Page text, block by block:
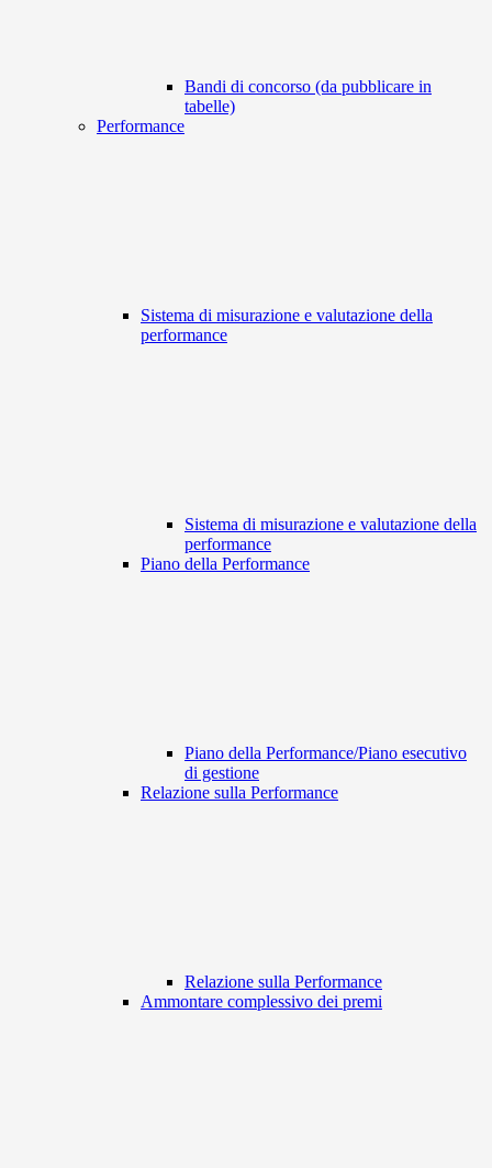
Bandi di concorso (da pubblicare in
tabelle)
Performance
Sistema di misurazione e valutazione della
performance
Sistema di misurazione e valutazione della
performance
Piano della Performance
Piano della Performance/Piano esecutivo
di gestione
Relazione sulla Performance
Relazione sulla Performance
Ammontare complessivo dei premi